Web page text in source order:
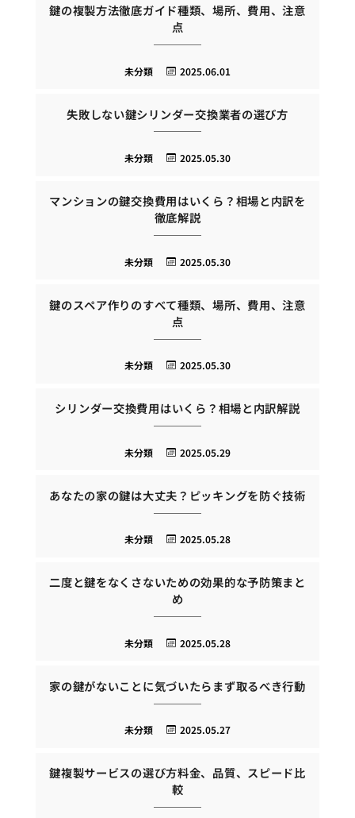
鍵の複製方法徹底ガイド種類、場所、費用、注意
点
2025.06.01
未分類
失敗しない鍵シリンダー交換業者の選び方
2025.05.30
未分類
マンションの鍵交換費用はいくら？相場と内訳を
徹底解説
2025.05.30
未分類
鍵のスペア作りのすべて種類、場所、費用、注意
点
2025.05.30
未分類
シリンダー交換費用はいくら？相場と内訳解説
2025.05.29
未分類
あなたの家の鍵は大丈夫？ピッキングを防ぐ技術
2025.05.28
未分類
二度と鍵をなくさないための効果的な予防策まと
め
2025.05.28
未分類
家の鍵がないことに気づいたらまず取るべき行動
2025.05.27
未分類
鍵複製サービスの選び方料金、品質、スピード比
較